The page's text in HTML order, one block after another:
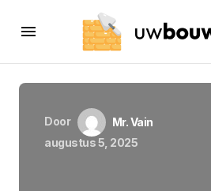
Door
Mr. Vain
augustus 5, 2025